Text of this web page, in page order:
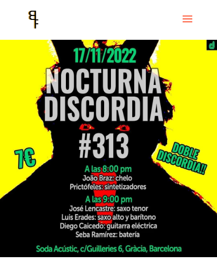
Nocturna Discordia #313